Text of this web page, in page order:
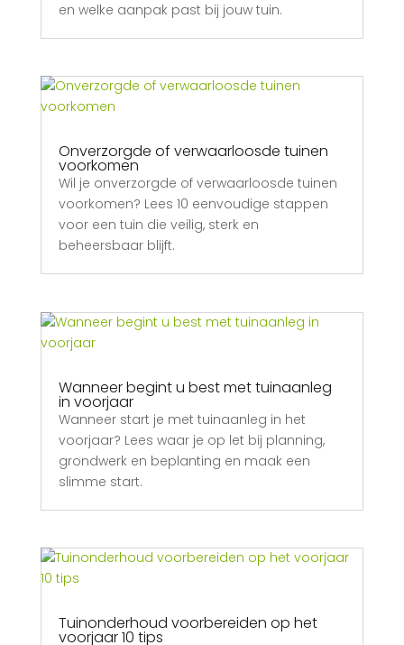
en welke aanpak past bij jouw tuin.
Onverzorgde of verwaarloosde tuinen
voorkomen
Wil je onverzorgde of verwaarloosde tuinen
voorkomen? Lees 10 eenvoudige stappen
voor een tuin die veilig, sterk en
beheersbaar blijft.
Wanneer begint u best met tuinaanleg
in voorjaar
Wanneer start je met tuinaanleg in het
voorjaar? Lees waar je op let bij planning,
grondwerk en beplanting en maak een
slimme start.
Tuinonderhoud voorbereiden op het
voorjaar 10 tips